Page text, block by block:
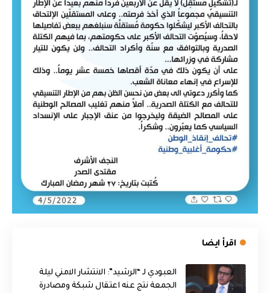
اقرأ ايضا
العبودي لـ “الرشيد”: الانتشار الامني ليلة
الجمعة نتج عنه اعتقال شبكة ومصادرة